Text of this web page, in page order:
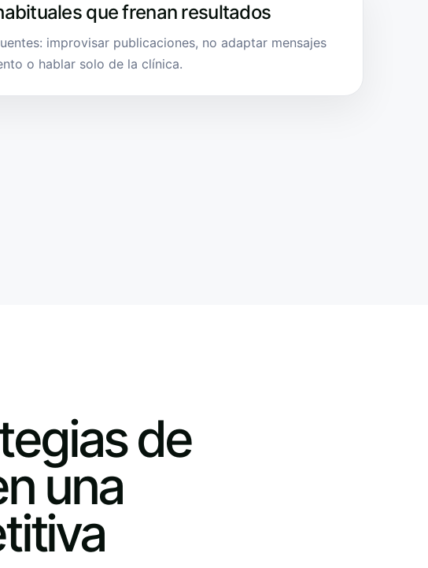
que frenan resultados
improvisar publicaciones, no adaptar mensajes
o hablar solo de la clínica.
de
una